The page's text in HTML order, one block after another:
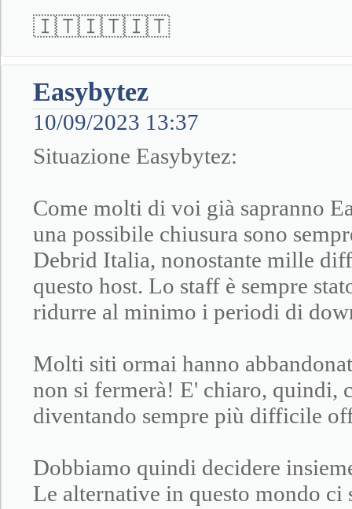
🇮🇹🇮🇹🇮🇹
Easybytez
10/09/2023 13:37
Situazione Easybytez:
Come molti di voi già sapranno
una possibile chiusura sono
Debrid Italia, nonostante mille
questo host. Lo staff è sempre
ridurre al minimo i periodi di
Molti siti ormai hanno
non si fermerà! E' chiaro, quindi,
diventando sempre più difficile
Dobbiamo quindi decidere
Le alternative in questo mondo